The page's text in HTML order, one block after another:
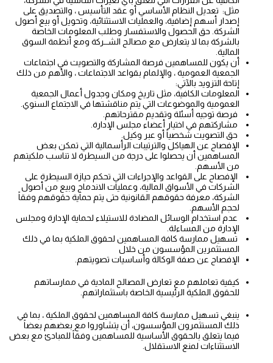
مثل: تعديل النظام الأساسي أو عقد التأسيس ، والتصديق على
إصدار أسهم إضافية، والعمليات الاستثنائية، وتحويل أو بيع أصول
الشركة. حق الحصول والاستفسار وطلب المعلومات الخاصة
بالشركة بما لا يتعارض مع مصالح الشــركة ومع أنظمة السوق
المالية.
أن يكون للمساهمين فرصة المشاركة والتصويت في اجتماعات
الجمعية العمومية ، والإلمام بقواعد الاجتماعات ، والأهم من ذلك
إتاحة التزويد بالآتي:
المعلومات الكافية، مثل تاريخ ومكان وجدول أعمال الجمعية
العمومية والموضوعات التي يتم مناقشتها في الاجتماع السنوي.
فرصة توجيه أسئلة وتقديم مقترحاتهم.
مشاركتهم في اختيار أعضاء مجلس الإدارة.
حق التصويت شخصياً أو عبر وكيل.
الإفصاح عن الهياكل والترتيبات الرأسمالية التي تمكن بعض
المساهمين أن يحصلوا على درجة من السيطرة لا تناسب ملكيتهم
من الأسهم.
الإفصاح على القواعد والإجراءات التي تحكم حيازة السيطرة على
الشركات في الأسواق المالية، وعمليات الاندماج وبيع من أصول
الشركة، معرفة حقوقهم القانونية حتى يتم حماية حقوقهم وفقاً
لحجم الأسهم.
عدم استخدام الوسائل المضادة للاستيلاء لحماية الإدارة ومجلس
الإدارة من المساءلة.
تسهيل ممارسة كافة المساهمين لحقوق الملكية بما في ذلك
المستثمرين المؤسسون من خلال
الإفصاح عن صفة الوكالة وأساسيات تصويتهم.
كيفية تعاملهم مع تعارض المصالح المادية في ممارساتهم
للحقوق الملكية الرئيسية الخاصة باستثماراتهم.
ينبغي تسهيل ممارسة كافة المساهمين لحقوق الملكية ، بما في
ذلك المستثمرون المؤسسون، أن يتشاوروا مع بعضهم بعضاً
فيما يتعلق بالحقوق الأساسية للمساهمين وفقاً للمبادئ مع بعض
الاستثناءات لمنع الاستقلال.